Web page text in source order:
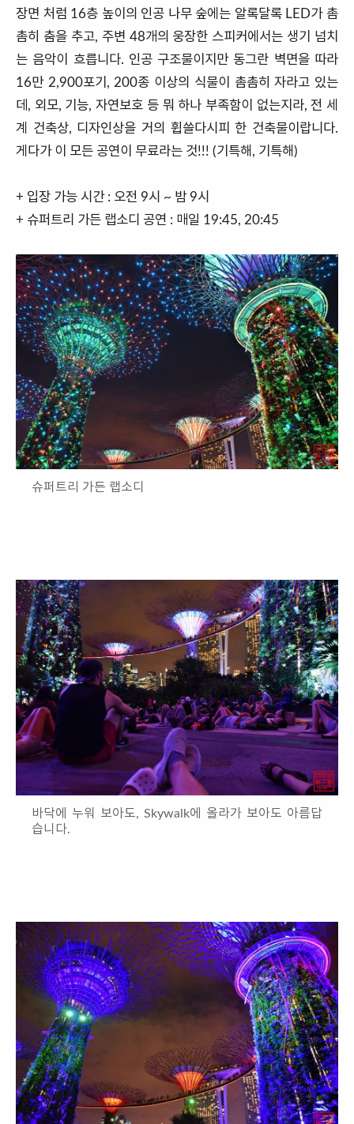
장면 처럼 16층 높이의 인공 나무 숲에는 알록달록 LED가 촘
촘히 춤을 추고, 주변 48개의 웅장한 스피커에서는 생기 넘치
는 음악이 흐릅니다. 인공 구조물이지만 동그란 벽면을 따라
16만 2,900포기, 200종 이상의 식물이 촘촘히 자라고 있는
데, 외모, 기능, 자연보호 등 뭐 하나 부족함이 없는지라, 전 세
계 건축상, 디자인상을 거의 휩쓸다시피 한 건축물이랍니다.
게다가 이 모든 공연이 무료라는 것!!! (기특해, 기특해)
+ 입장 가능 시간 : 오전 9시 ~ 밤 9시
+ 슈퍼트리 가든 랩소디 공연 : 매일 19:45, 20:45
슈퍼트리 가든 랩소디
바닥에 누워 보아도, Skywalk에 올라가 보아도 아름답
습니다.